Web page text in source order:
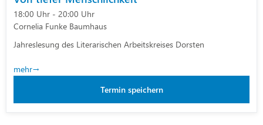
18:00 Uhr - 20:00 Uhr
Cornelia Funke Baumhaus
Jahreslesung des Literarischen Arbeitskreises Dorsten
mehr
Termin speichern